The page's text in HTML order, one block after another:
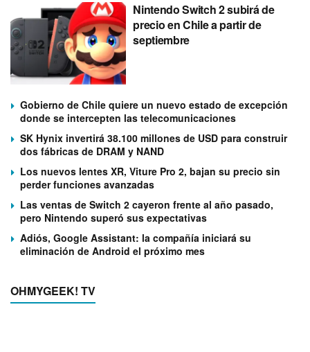
Nintendo Switch 2 subirá de
precio en Chile a partir de
septiembre
Gobierno de Chile quiere un nuevo estado de excepción
donde se intercepten las telecomunicaciones
SK Hynix invertirá 38.100 millones de USD para construir
dos fábricas de DRAM y NAND
Los nuevos lentes XR, Viture Pro 2, bajan su precio sin
perder funciones avanzadas
Las ventas de Switch 2 cayeron frente al año pasado,
pero Nintendo superó sus expectativas
Adiós, Google Assistant: la compañía iniciará su
eliminación de Android el próximo mes
OHMYGEEK! TV